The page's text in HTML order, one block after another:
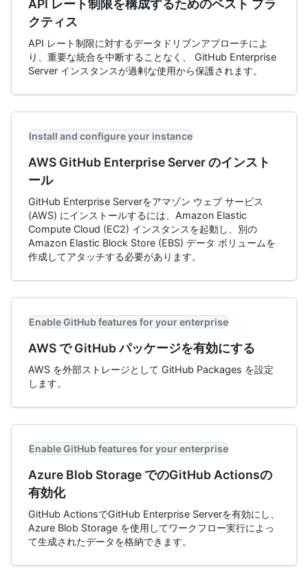
API レート制限を構成するためのベスト プラ
クティス
API レート制限に対するデータドリブンアプローチによ
り、重要な統合を中断することなく、 GitHub Enterprise
Server インスタンスが過剰な使用から保護されます。
Install and configure your instance
AWS GitHub Enterprise Server のインスト
ール
GitHub Enterprise Serverをアマゾン ウェブ サービス
(AWS) にインストールするには、Amazon Elastic
Compute Cloud (EC2) インスタンスを起動し、別の
Amazon Elastic Block Store (EBS) データ ボリュームを
作成してアタッチする必要があります。
Enable GitHub features for your enterprise
AWS で GitHub パッケージを有効にする
AWS を外部ストレージとして GitHub Packages を設定
します。
Enable GitHub features for your enterprise
Azure Blob Storage でのGitHub Actionsの
有効化
GitHub ActionsでGitHub Enterprise Serverを有効にし、
Azure Blob Storage を使用してワークフロー実行によっ
て生成されたデータを格納できます。